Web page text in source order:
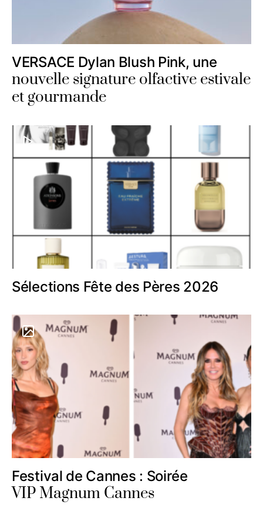
VERSACE Dylan Blush Pink, une
nouvelle signature olfactive estivale
et gourmande
Sélections Fête des Pères 2026
Festival de Cannes : Soirée
VIP Magnum Cannes